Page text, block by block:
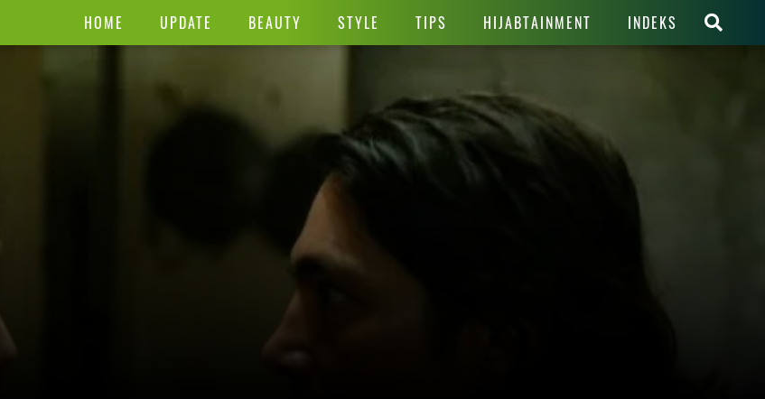
HOME UPDATE BEAUTY STYLE TIPS HIJABTAINMENT INDEKS